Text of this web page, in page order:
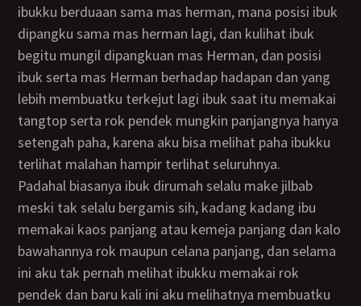
ibukku berduaan sama mas herman, mana posisi ibuk
dipangku sama mas herman lagi, dan kulihat ibuk
begitu mungil dipangkuan mas Herman, dan posisi
ibuk serta mas Herman berhadap hadapan dan yang
lebih membuatku terkejut lagi ibuk saat itu memakai
tangtop serta rok pendek mungkin panjangnya hanya
setengah paha, karena aku bisa melihat paha ibukku
terlihat malahan hampir terlihat seluruhnya.
padahal biasanya ibuk dirumah selalu make jilbab
meski tak selalu bergamis sih, kadang kadang ibu
memakai kaos panjang atau kemeja panjang dan kalo
bawahannya rok maupun celana panjang, dan selama
ini aku tak pernah melihat ibukku memakai rok
pendek dan baru kali ini aku melihatnya membuatku